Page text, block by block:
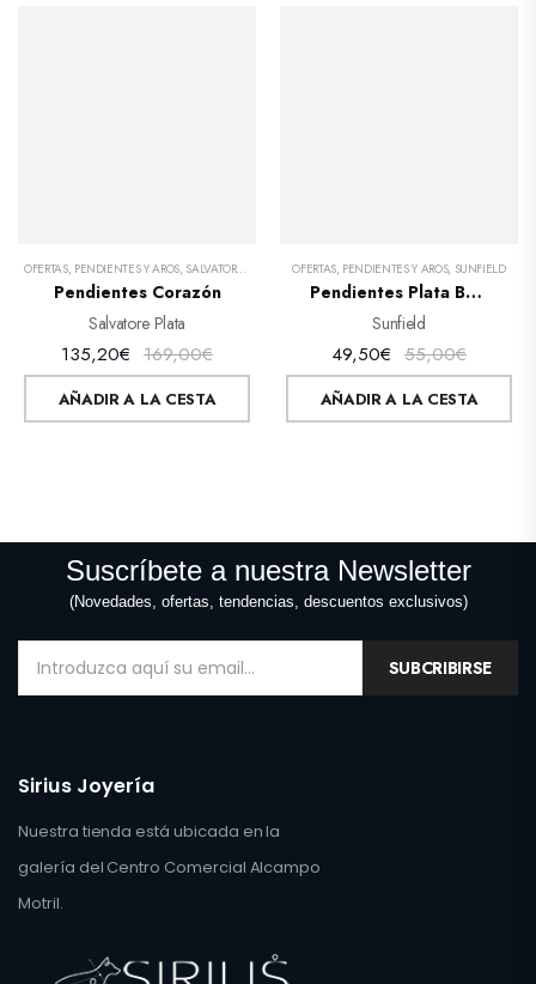
OFERTAS, PENDIENTES Y AROS, SALVATORE PLATA SAN VALENTÍN
Pendientes Corazón
Salvatore Plata
135,20€ 169,00€
AÑADIR A LA CESTA
OFERTAS, PENDIENTES Y AROS, SUNFIELD
Pendientes Plata Baño Oro Rosa Y Circonitas
Sunfield
49,50€ 55,00€
AÑADIR A LA CESTA
Suscríbete a nuestra Newsletter
(Novedades, ofertas, tendencias, descuentos exclusivos)
SUBCRIBIRSE
Sirius Joyería
Nuestra tienda está ubicada en la
galería del Centro Comercial Alcampo
Motril.